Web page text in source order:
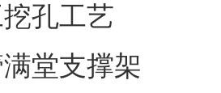
孔工艺
堂支撑架